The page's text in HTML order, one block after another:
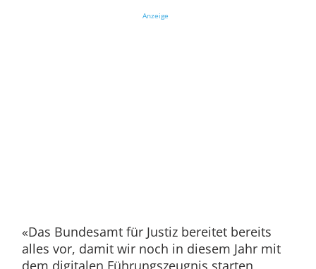
Anzeige
«Das Bundesamt für Justiz bereitet bereits
alles vor, damit wir noch in diesem Jahr mit